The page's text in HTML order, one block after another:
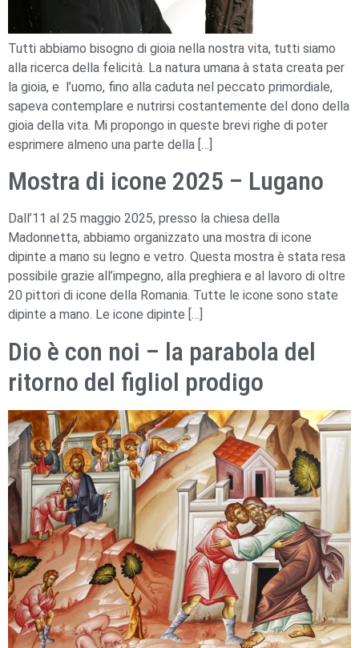
Tutti abbiamo bisogno di gioia nella nostra vita, tutti siamo
alla ricerca della felicità. La natura umana à stata creata per
la gioia, e l’uomo, fino alla caduta nel peccato primordiale,
sapeva contemplare e nutrirsi costantemente del dono della
gioia della vita. Mi propongo in queste brevi righe di poter
esprimere almeno una parte della […]
Mostra di icone 2025 – Lugano
Dall’11 al 25 maggio 2025, presso la chiesa della
Madonnetta, abbiamo organizzato una mostra di icone
dipinte a mano su legno e vetro. Questa mostra è stata resa
possibile grazie all’impegno, alla preghiera e al lavoro di oltre
20 pittori di icone della Romania. Tutte le icone sono state
dipinte a mano. Le icone dipinte […]
Dio è con noi – la parabola del
ritorno del figliol prodigo